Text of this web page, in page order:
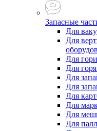
Запасные
Для
Для
Для
Для
Для
Для
Для
Для
Для
Для